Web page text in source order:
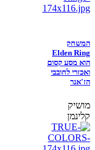
המשחק
Elden Ring
הוא מסע קסום
ואכזרי לחובבי
הז'אנר
מושיק
קלינמן